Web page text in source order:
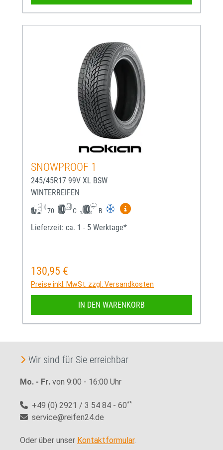
SNOWPROOF 1
245/45R17 99V XL BSW
WINTERREIFEN
70 C B
Mehr Informationen zum
Lieferzeit: ca. 1 - 5 Werktage*
Regulärer Preis:
130,95 €
Preise inkl. MwSt. zzgl. Versandkosten
IN DEN WARENKORB
Wir sind für Sie erreichbar
Mo. - Fr. von 9:00 - 16:00 Uhr
+49 (0) 2921 / 3 54 84 - 60**
service@reifen24.de
Oder über unser Kontaktformular.